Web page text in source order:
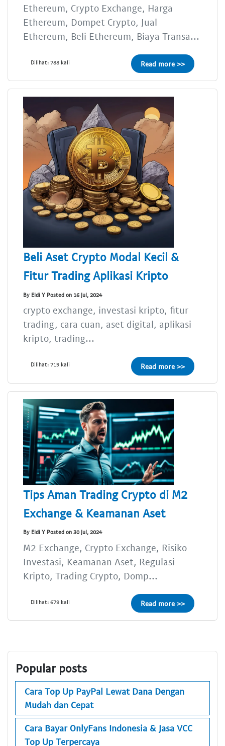
Ethereum, Crypto Exchange, Harga
Ethereum, Dompet Crypto, Jual
Ethereum, Beli Ethereum, Biaya Transa...
Dilihat: 788 kali Read more >>
Beli Aset Crypto Modal Kecil &
Fitur Trading Aplikasi Kripto
By Eldi Y Posted on 16 Jul, 2024
crypto exchange, investasi kripto, fitur
trading, cara cuan, aset digital, aplikasi
kripto, trading...
Dilihat: 719 kali Read more >>
Tips Aman Trading Crypto di M2
Exchange & Keamanan Aset
By Eldi Y Posted on 30 Jul, 2024
M2 Exchange, Crypto Exchange, Risiko
Investasi, Keamanan Aset, Regulasi
Kripto, Trading Crypto, Domp...
Dilihat: 679 kali Read more >>
Popular posts
Cara Top Up PayPal Lewat Dana Dengan
Mudah dan Cepat
Cara Bayar OnlyFans Indonesia & Jasa VCC
Top Up Terpercaya